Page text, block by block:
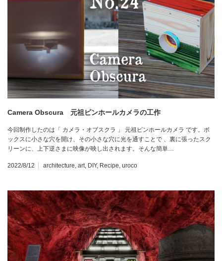
Camera Obscura 元祖ピンホールカメラの工作
今回制作したのは「 カメラ・オブスクラ 」 元祖ピンホールカメラ です。ボ
ックスに小さな穴を開け、その小さな穴に光を通すことで 、裏に張ったスク
リーンに、上下逆さまに映像が映し出されます。そんな簡単…
2022/8/12 architecture, art, DIY, Recipe, uroco